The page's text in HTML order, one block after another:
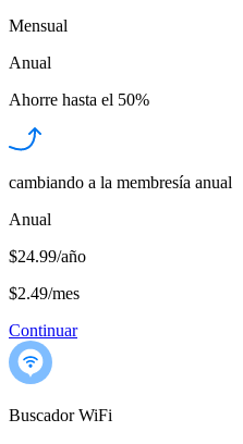
Mensual
Anual
Ahorre hasta el 50%
cambiando a la membresía anual
Anual
$24.99/año
$2.49/mes
Continuar
Buscador WiFi